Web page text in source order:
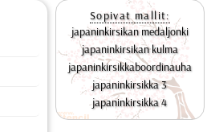
Sopivat mallit:
japaninkirsikan medaljonki
japaninkirsikan kulma
japaninkirsikkaboordinauha
japaninkirsikka 3
japaninkirsikka 4